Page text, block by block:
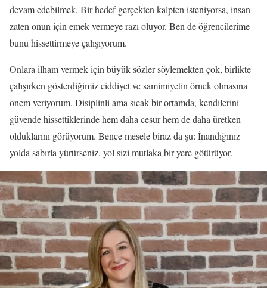
devam edebilmek. Bir hedef gerçekten kalpten isteniyorsa, insan
zaten onun için emek vermeye razı oluyor. Ben de öğrencilerime
bunu hissettirmeye çalışıyorum.
Onlara ilham vermek için büyük sözler söylemekten çok, birlikte
çalışırken gösterdiğimiz ciddiyet ve samimiyetin örnek olmasına
önem veriyorum. Disiplinli ama sıcak bir ortamda, kendilerini
güvende hissettiklerinde hem daha cesur hem de daha üretken
olduklarını görüyorum. Bence mesele biraz da şu: İnandığınız
yolda sabırla yürürseniz, yol sizi mutlaka bir yere götürüyor.